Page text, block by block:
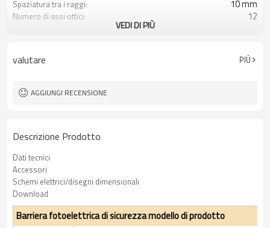
Spaziatura tra i raggi: 10 mm
Numero di assi ottici: 12
Spina di interfaccia Dotato di connettore M12
Certificazione:
VEDI DI PIÙ
valutare PIÙ
AGGIUNGI RECENSIONE
Descrizione Prodotto
Dati tecnici
Accessori
Schemi elettrici/disegni dimensionali
Download
Barriera fotoelettrica di sicurezza modello di prodotto